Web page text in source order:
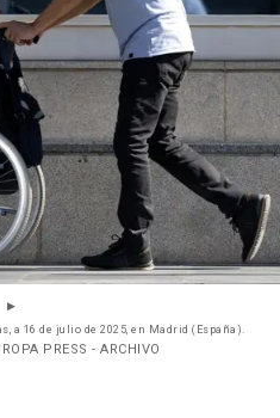
a 16 de julio de 2025, en Madrid (España).
PRESS - ARCHIVO